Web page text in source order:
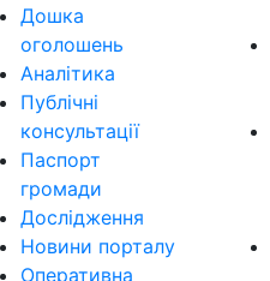
Дошка
оголошень
Аналітика
Публічні
консультації
Паспорт
громади
Дослідження
Новини порталу
Оперативна